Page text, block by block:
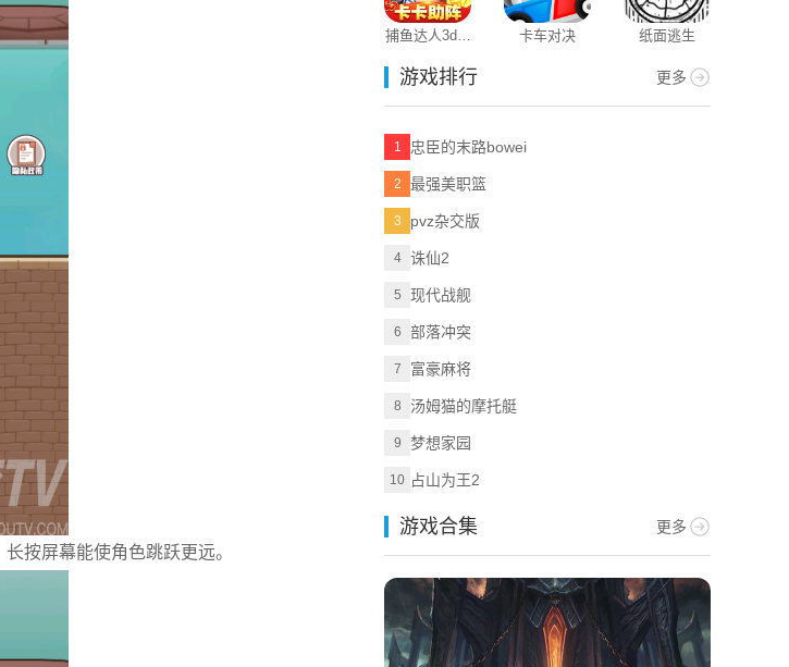
按屏幕能使角色跳跃更远。
捕鱼达人3d老
卡车对决 纸面逃生
游戏排行 更多
1 忠臣的末路bowei
2 最强美职篮
3 pvz杂交版
4 诛仙2
5 现代战舰
6 部落冲突
7 富豪麻将
8 汤姆猫的摩托艇
9 梦想家园
10 占山为王2
游戏合集 更多